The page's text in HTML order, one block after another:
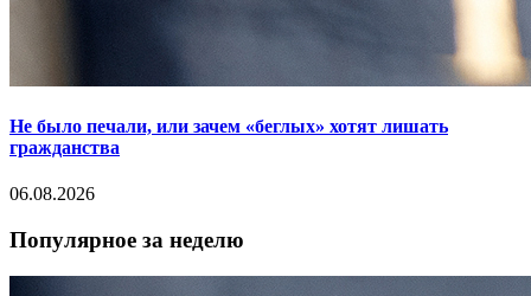
Не было печали, или зачем «беглых» хотят лишать
гражданства
06.08.2026
Популярное за неделю